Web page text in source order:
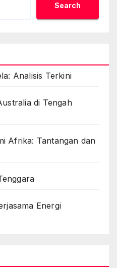
Search
Analisis Terkini
di Tengah
Afrika: Tantangan dan
Energi